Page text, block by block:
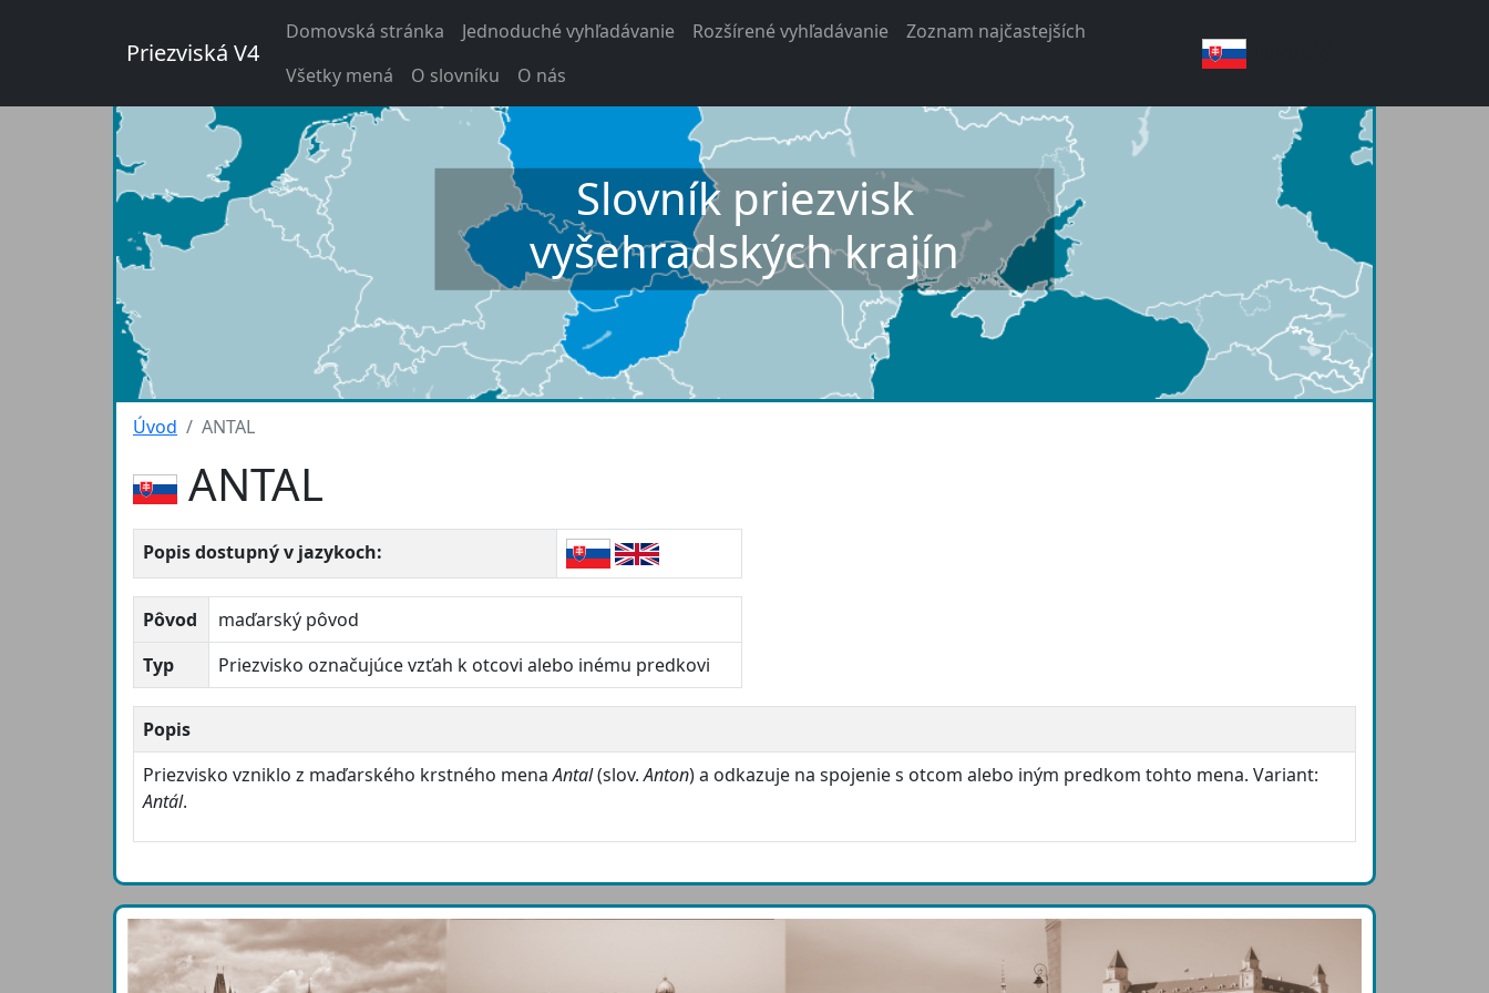
Priezviská V4
Domovská stránka Jednoduché vyhľadávanie Rozšírené vyhľadávanie
Zoznam najčastejších
Všetky mená
O slovníku O nás
Slovník priezvisk
vyšehradských krajín
Úvod ANTAL
ANTAL
Popis dostupný v jazykoch:
Pôvod
maďarský pôvod
Typ
Priezvisko označujúce vzťah k otcovi alebo inému predkovi
Popis
Priezvisko vzniklo z maďarského krstného menaAntal(slov.Anton) a odkazuje na spojenie s otcom alebo iným predkom tohto mena. Variant:
Antál.